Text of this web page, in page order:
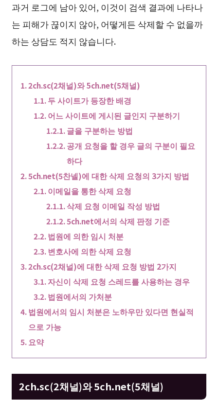
과거 로그에 남아 있어, 이것이 검색 결과에 나타나
는 피해가 끊이지 않아, 어떻게든 삭제할 수 없을까
하는 상담도 적지 않습니다.
2ch.sc(2채널)와 5ch.net(5채널)
두 사이트가 등장한 배경
어느 사이트에 게시된 글인지 구분하기
글을 구분하는 방법
공개 요청을 할 경우 글의 구분이 필요
하다
5ch.net(5찬넬)에 대한 삭제 요청의 3가지 방법
이메일을 통한 삭제 요청
삭제 요청 이메일 작성 방법
5ch.net에서의 삭제 판정 기준
법원에 의한 임시 처분
변호사에 의한 삭제 요청
2ch.sc(2채널)에 대한 삭제 요청 방법 2가지
자신이 삭제 요청 스레드를 사용하는 경우
법원에서의 가처분
법원에서의 임시 처분은 노하우만 있다면 현실적
으로 가능
요약
2ch.sc(2채널)와 5ch.net(5채널)